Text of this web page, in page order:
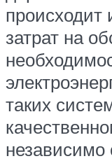
происходит
затрат на
таких
независимо